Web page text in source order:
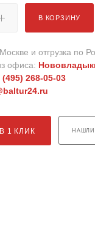
В КОРЗИНУ
и отгрузка по
офиса:
(495) 268-05-03
1 КЛИК НАШЛИ